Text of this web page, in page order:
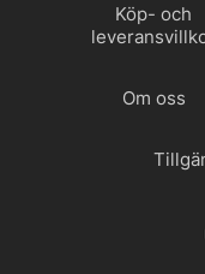
Köp- och
Om oss